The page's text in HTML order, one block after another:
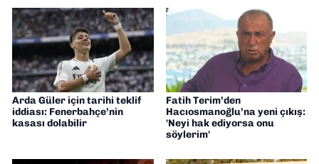
odaklı haberciliğe dair çalışmalar
yapıyorum
Arda Güler için tarihi teklif
iddiası: Fenerbahçe’nin
kasası dolabilir
Fatih Terim’den
Hacıosmanoğlu’na yeni çıkış:
'Neyi hak ediyorsa onu
söylerim'